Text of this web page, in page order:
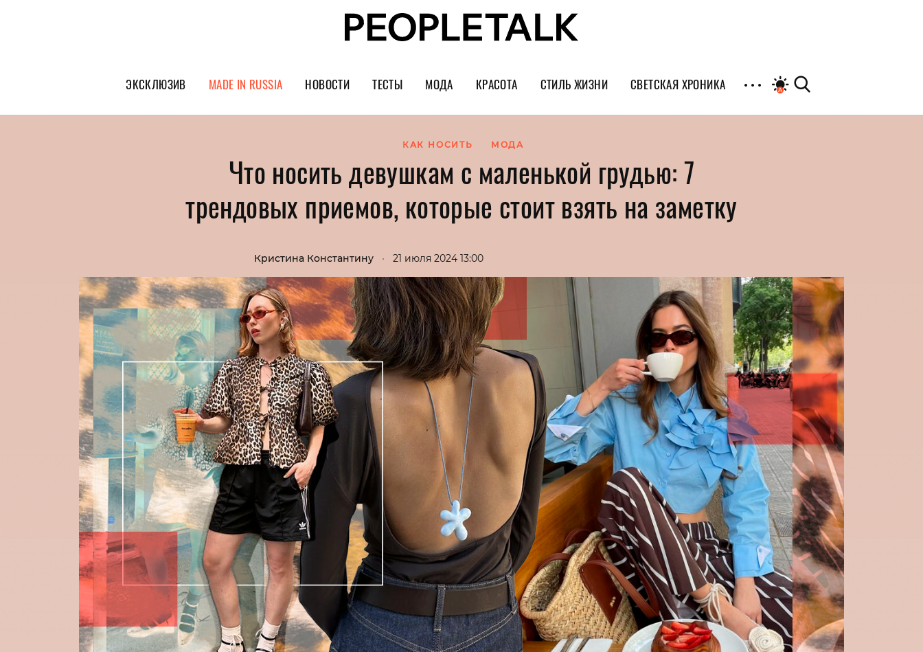
ЭКСКЛЮЗИВ
ГЕРОИ PEOPLETALK
MADE IN RUSSIA НОВОСТИ ТЕСТЫ МОДА
Тренды
Шопинг
Как носить
КРАСОТА
Уход за лицом
Волосы
Маникюр
Спорт
Пластика
СТИЛЬ ЖИЗНИ
Культура
Еда и рестораны
Психология
Музыка
Дизайн
Гаджеты и авто
Мнение Редакции
СВЕТСКАЯ ХРОНИКА
КАК НОСИТЬ МОДА
Что носить девушкам с маленькой грудью: 7
трендовых приемов, которые стоит взять на заметку
Кристина Константину • 21 июля 2024 13:00